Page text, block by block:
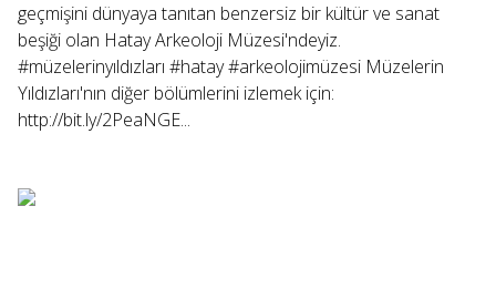
geçmişini dünyaya tanıtan benzersiz bir kültür ve sanat
beşiği olan Hatay Arkeoloji Müzesi'ndeyiz.
#müzelerinyıldızları #hatay #arkeolojimüzesi Müzelerin
Yıldızları'nın diğer bölümlerini izlemek için:
http://bit.ly/2PeaNGE...